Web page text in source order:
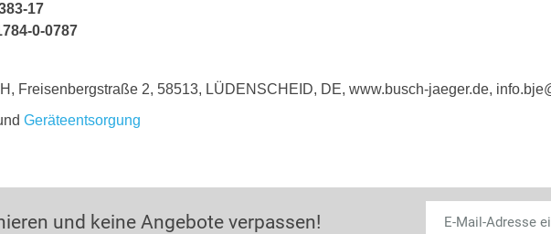
17
0-0787
Freisenbergstraße 2, 58513, LÜDENSCHEID, DE, www.busch-jaeger.de,
Geräteentsorgung
und keine Angebote verpassen!